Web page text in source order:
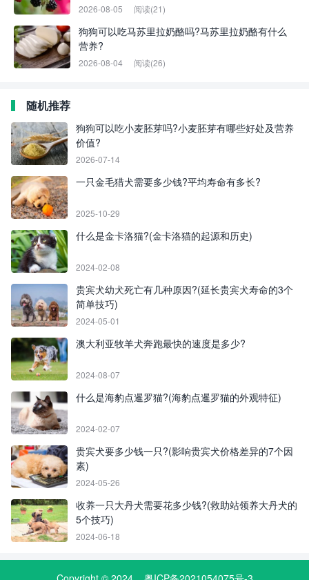
2026-08-05 阅读(21)
狗狗可以吃马苏里拉奶酪吗?马苏里拉奶酪有什么
营养?
2026-08-04 阅读(26)
随机推荐
狗狗可以吃小麦胚芽吗?小麦胚芽有哪些好处及营养
价值?
2026-07-14
一只金毛猎犬需要多少钱?平均寿命有多长?
2025-10-29
什么是金卡洛猫?(金卡洛猫的起源和历史)
2024-02-08
贵宾犬幼犬死亡有几种原因?(延长贵宾犬寿命的3个
简单技巧)
2024-05-01
澳大利亚牧羊犬奔跑最快的速度是多少?
2024-08-07
什么是海豹点暹罗猫?(海豹点暹罗猫的外观特征)
2024-02-07
贵宾犬要多少钱一只?(影响贵宾犬价格差异的7个因
素)
2024-05-26
收养一只大丹犬需要花多少钱?(救助站领养大丹犬的
5个技巧)
2024-06-18